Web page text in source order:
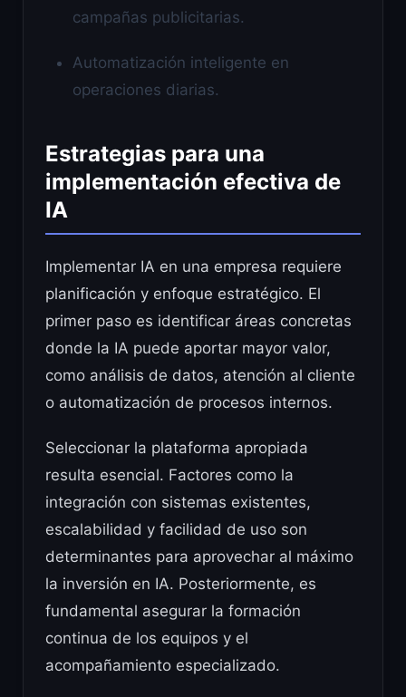
campañas publicitarias.
Automatización inteligente en
operaciones diarias.
Estrategias para una
implementación efectiva de
IA
Implementar IA en una empresa requiere
planificación y enfoque estratégico. El
primer paso es identificar áreas concretas
donde la IA puede aportar mayor valor,
como análisis de datos, atención al cliente
o automatización de procesos internos.
Seleccionar la plataforma apropiada
resulta esencial. Factores como la
integración con sistemas existentes,
escalabilidad y facilidad de uso son
determinantes para aprovechar al máximo
la inversión en IA. Posteriormente, es
fundamental asegurar la formación
continua de los equipos y el
acompañamiento especializado.